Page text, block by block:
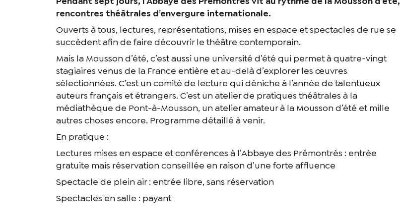
rencontres théâtrales d’envergure internationale.
Ouverts à tous, lectures, représentations, mises en espace et spectacles de rue se
succèdent afin de faire découvrir le théâtre contemporain.
Mais la Mousson d’été, c’est aussi une université d’été qui permet à quatre-vingt
stagiaires venus de la France entière et au-delà d’explorer les œuvres
sélectionnées. C’est un comité de lecture qui déniche à l’année de talentueux
auteurs français et étrangers. C’est un atelier de pratiques théâtrales à la
médiathèque de Pont-à-Mousson, un atelier amateur à la Mousson d’été et mille
autres choses encore. Programme détaillé à venir.
En pratique :
Lectures mises en espace et conférences à l’Abbaye des Prémontrés : entrée
gratuite mais réservation conseillée en raison d’une forte affluence
Spectacle de plein air : entrée libre, sans réservation
Spectacles en salle : payant